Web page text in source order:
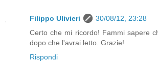
Filippo Ulivieri
30/08/12, 23:28
Certo che mi ricordo! Fammi sapere
dopo che l'avrai letto. Grazie!
Rispondi